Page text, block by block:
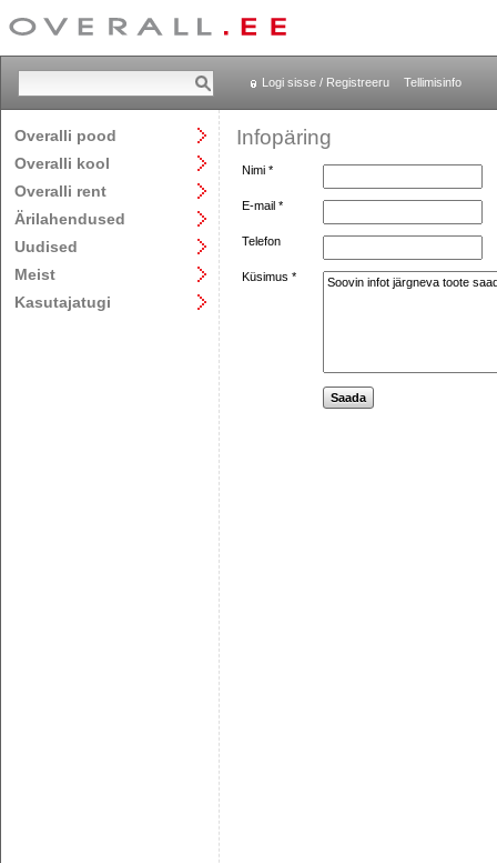
Logi sisse / Registreeru Tellimisinfo
Overalli pood
Overalli kool
Overalli rent
Ärilahendused
Uudised
Meist
Kasutajatugi
Infopäring
Nimi *
E-mail *
Telefon
Küsimus *
Saada